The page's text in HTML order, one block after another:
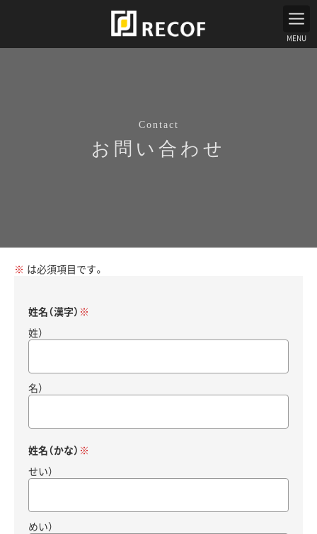
MENU
Contact
お問い合わせ
は必須項目です。
姓名（漢字）
姓）
名）
姓名（かな）
せい）
めい）